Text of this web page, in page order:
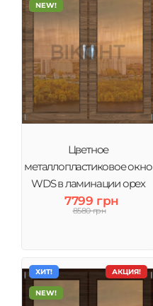
NEW!
Цветное
металлопластиковое окно
WDS в ламинации орех
тонировка бронза
7799 грн
8580 грн
АКЦИЯ!
ХИТ!
NEW!